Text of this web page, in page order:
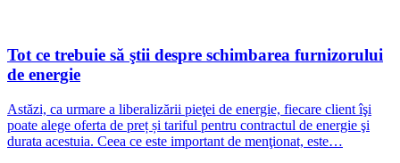
Tot ce trebuie să ştii despre schimbarea furnizorului
de energie
Astăzi, ca urmare a liberalizării pieţei de energie, fiecare client îşi
poate alege oferta de preț și tariful pentru contractul de energie şi
durata acestuia. Ceea ce este important de menţionat, este…